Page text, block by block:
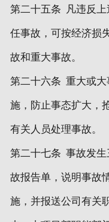
第二十五条 凡违反
任事故，可按经济损
故和重大事故。
第二十六条 重大或
施，防止事态扩大，
有关人员处理事故。
第二十七条 事故发
故报告单，说明事故
施，并报送公司有关